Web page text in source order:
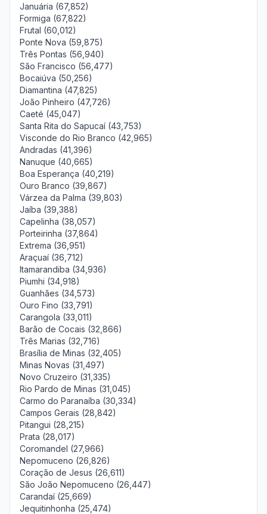
Januária (67,852)
Formiga (67,822)
Frutal (60,012)
Ponte Nova (59,875)
Três Pontas (56,940)
São Francisco (56,477)
Bocaiúva (50,256)
Diamantina (47,825)
João Pinheiro (47,726)
Caeté (45,047)
Santa Rita do Sapucaí (43,753)
Visconde do Rio Branco (42,965)
Andradas (41,396)
Nanuque (40,665)
Boa Esperança (40,219)
Ouro Branco (39,867)
Várzea da Palma (39,803)
Jaíba (39,388)
Capelinha (38,057)
Porteirinha (37,864)
Extrema (36,951)
Araçuaí (36,712)
Itamarandiba (34,936)
Piumhi (34,918)
Guanhães (34,573)
Ouro Fino (33,791)
Carangola (33,011)
Barão de Cocais (32,866)
Três Marias (32,716)
Brasília de Minas (32,405)
Minas Novas (31,497)
Novo Cruzeiro (31,335)
Rio Pardo de Minas (31,045)
Carmo do Paranaíba (30,334)
Campos Gerais (28,842)
Pitangui (28,215)
Prata (28,017)
Coromandel (27,966)
Nepomuceno (26,826)
Coração de Jesus (26,611)
São João Nepomuceno (26,447)
Carandaí (25,669)
Jequitinhonha (25,474)